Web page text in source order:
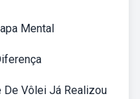
Mental
De Vôlei Já Realizou